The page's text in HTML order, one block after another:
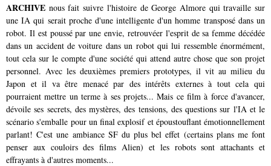
ARCHIVE nous fait suivre l'histoire de George Almore qui travaille sur
une IA qui serait proche d'une intelligente d'un homme transposé dans un
robot. Il est poussé par une envie, retrouvéer l'esprit de sa femme décédée
dans un accident de voiture dans un robot qui lui ressemble énormément,
tout cela sur le compte d'une société qui attend autre chose que son projet
personnel. Avec les deuxièmes premiers prototypes, il vit au milieu du
Japon et il va être menacé par des intérêts externes à tout cela qui
pourraient mettre un terme à ses projets... Mais ce film à force d'avancer,
dévoile ses secrets, des mystères, des tensions, des questions sur l'IA et le
scénario s'emballe pour un final explosif et époustouflant émotionnellement
parlant! C'est une ambiance SF du plus bel effet (certains plans me font
penser aux couloirs des films Alien) et les robots sont attachants et
effrayants à d'autres moments...